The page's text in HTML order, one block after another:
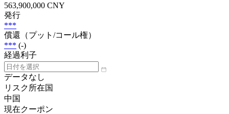
563,900,000 CNY
発行
***
償還（プット/コール権）
*** (-)
経過利子
データなし
リスク所在国
中国
現在クーポン